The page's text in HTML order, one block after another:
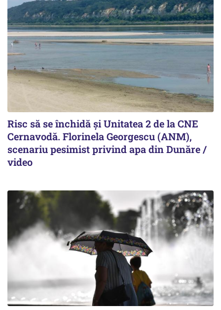
Risc să se închidă și Unitatea 2 de la CNE
Cernavodă. Florinela Georgescu (ANM),
scenariu pesimist privind apa din Dunăre /
video